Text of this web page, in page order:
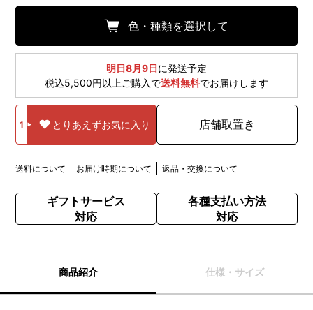
色・種類を選択して
明日8月9日に発送予定
税込5,500円以上ご購入で送料無料でお届けします
1 とりあえずお気に入り 店舗取置き
送料について お届け時期について 返品・交換について
ギフトサービス
対応
各種支払い方法
対応
商品紹介 仕様・サイズ